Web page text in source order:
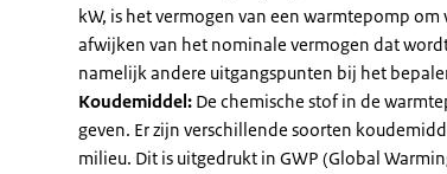
kW, is het vermogen van een warmtepomp
afwijken van het nominale vermogen dat
namelijk andere uitgangspunten bij het
Koudemiddel: De chemische stof in de
geven. Er zijn verschillende soorten
milieu. Dit is uitgedrukt in GWP (Global